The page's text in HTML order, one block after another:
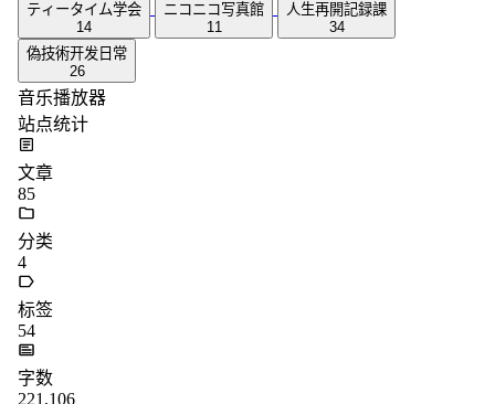
ティータイム学会
14
ニコニコ写真館
11
人生再開記録課
34
偽技術开发日常
26
音乐播放器
站点统计
文章
85
分类
4
标签
54
字数
221,106